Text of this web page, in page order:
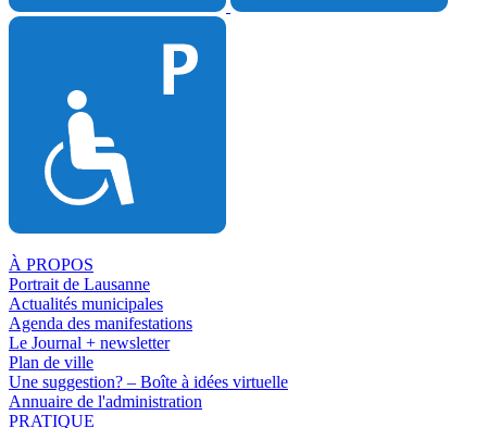
À PROPOS
Portrait de Lausanne
Actualités municipales
Agenda des manifestations
Le Journal + newsletter
Plan de ville
Une suggestion? – Boîte à idées virtuelle
Annuaire de l'administration
PRATIQUE